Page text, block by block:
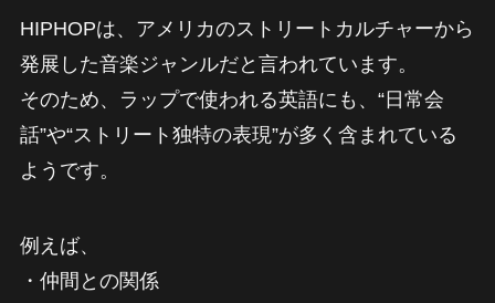
HIPHOPは、アメリカのストリートカルチャーから
発展した音楽ジャンルだと言われています。
そのため、ラップで使われる英語にも、“日常会
話”や“ストリート独特の表現”が多く含まれている
ようです。
例えば、
・仲間との関係